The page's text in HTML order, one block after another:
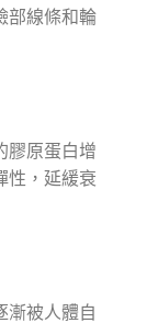
部線條和輪
膠原蛋白增
性，延緩衰
漸被人體自